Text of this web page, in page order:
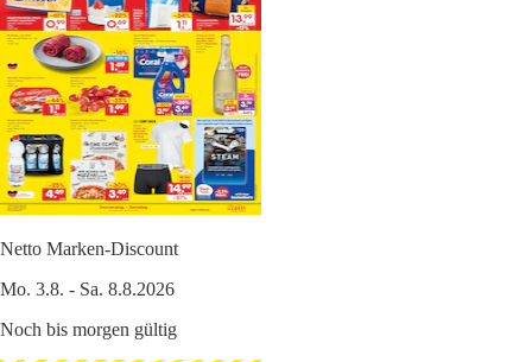
Netto Marken-Discount
Mo. 3.8. - Sa. 8.8.2026
Noch bis morgen gültig